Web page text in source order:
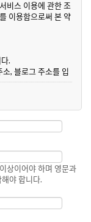
비스 이용에 관한 조
이용함으로써 본 약
.
, 블로그 주소를 입
정의 무단 사용에
사용권을 가집니다.
해당 회원의 계정이
상이어야 하며 영문과
야 합니다.